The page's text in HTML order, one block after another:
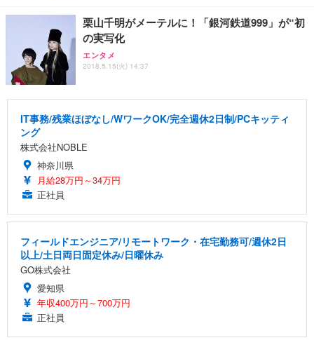
栗山千明がメーテルに！「銀河鉄道999」が“初
の実写化
エンタメ
2018.5.15(火) 14:37
IT事務/残業ほぼなし/WワークOK/完全週休2日制/PCキッティ
ング
株式会社NOBLE
神奈川県
月給28万円～34万円
正社員
フィールドエンジニア/リモートワーク・在宅勤務可/週休2日
以上/土日両日固定休み/日曜休み
GO株式会社
愛知県
年収400万円～700万円
正社員